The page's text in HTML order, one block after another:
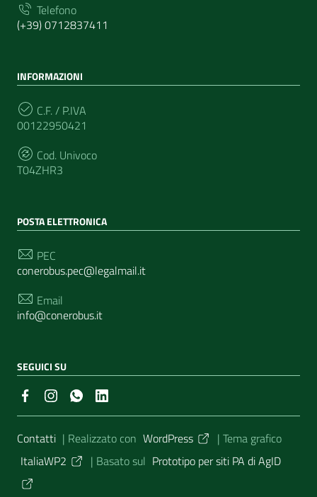
Telefono
(+39) 0712837411
INFORMAZIONI
C.F. / P.IVA
00122950421
Cod. Univoco
T04ZHR3
POSTA ELETTRONICA
PEC
conerobus.pec@legalmail.it
Email
info@conerobus.it
SEGUICI SU
Sezione Link Utili
Contatti | Realizzato con WordPress | Tema grafico
ItaliaWP2
| Basato sul Prototipo per siti PA di AgID